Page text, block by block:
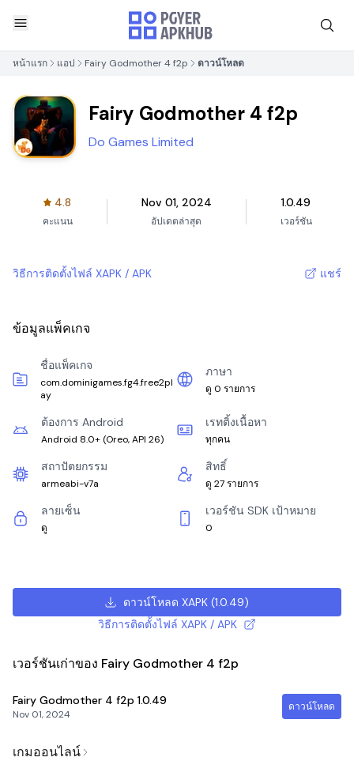
หน้าแรก แอป Fairy Godmother 4 f2p ดาวน์โหลด
Fairy Godmother 4 f2p
Do Games Limited
4.8
คะแนน
Nov 01, 2024
อัปเดตล่าสุด
1.0.49
เวอร์ชัน
วิธีการติดตั้งไฟล์ XAPK / APK แชร์
ข้อมูลแพ็คเกจ
ชื่อแพ็คเกจ
com.dominigames.fg4.free2pl
ay
ภาษา
ดู 0 รายการ
ต้องการ Android
Android 8.0+ (Oreo, API 26)
เรทติ้งเนื้อหา
ทุกคน
สถาปัตยกรรม
armeabi-v7a
สิทธิ์
ดู 27 รายการ
ลายเซ็น
ดู
เวอร์ชัน SDK เป้าหมาย
0
ดาวน์โหลด XAPK (1.0.49)
วิธีการติดตั้งไฟล์ XAPK / APK
เวอร์ชันเก่าของ Fairy Godmother 4 f2p
Fairy Godmother 4 f2p 1.0.49
Nov 01, 2024
ดาวน์โหลด
เกมออนไลน์